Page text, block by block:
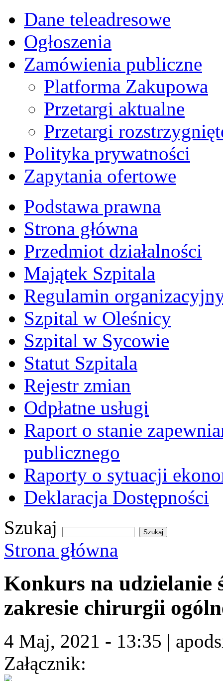
Dane teleadresowe
Ogłoszenia
Zamówienia publiczne
Platforma Zakupowa
Przetargi aktualne
Przetargi
Polityka prywatności
Zapytania ofertowe
Podstawa prawna
Strona główna
Przedmiot działalności
Majątek Szpitala
Regulamin
Szpital w Oleśnicy
Szpital w Sycowie
Statut Szpitala
Rejestr zmian
Odpłatne usługi
Raport o stanie
publicznego
Raporty o sytuacji
Deklaracja Dostępności
Formularz wyszukiwania
Szukaj
Jesteś tutaj
Strona główna
Konkurs na udzielanie
zakresie chirurgii
4 Maj, 2021 - 13:35 |
Załącznik: